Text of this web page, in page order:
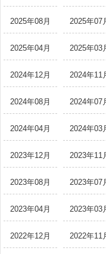
2025年08月 2025年07
2025年04月 2025年03
2024年12月 2024年11
2024年08月 2024年07
2024年04月 2024年03
2023年12月 2023年11
2023年08月 2023年07
2023年04月 2023年03
2022年12月 2022年11